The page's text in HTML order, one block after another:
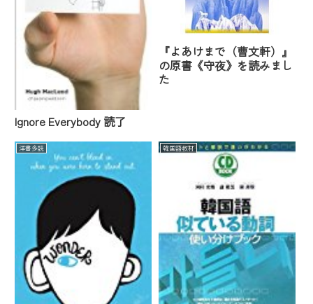
Ignore Everybody 読了
『よあけまで（曹文軒）』
の原書《守夜》を読みまし
た
洋書多読 韓国語教材